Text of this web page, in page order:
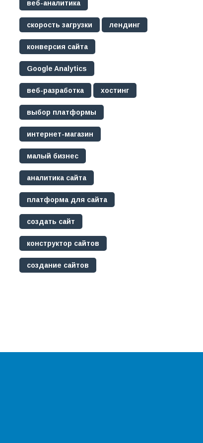
веб-аналитика
скорость загрузки лендинг
конверсия сайта
Google Analytics
веб-разработка хостинг
выбор платформы
интернет-магазин
малый бизнес
аналитика сайта
платформа для сайта
создать сайт
конструктор сайтов
создание сайтов